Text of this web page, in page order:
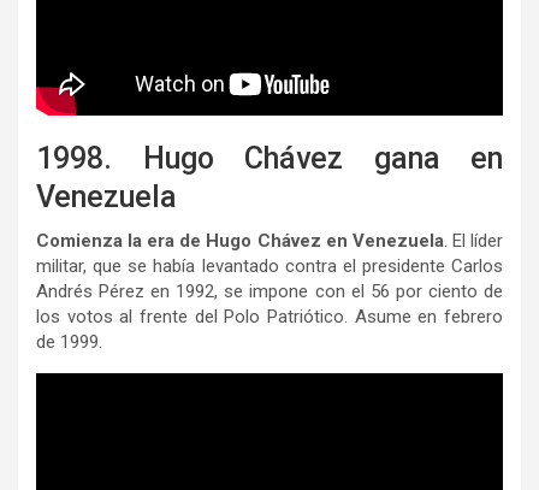
1998. Hugo Chávez gana en
Venezuela
Comienza la era de Hugo Chávez en Venezuela. El líder
militar, que se había levantado contra el presidente Carlos
Andrés Pérez en 1992, se impone con el 56 por ciento de
los votos al frente del Polo Patriótico. Asume en febrero
de 1999.